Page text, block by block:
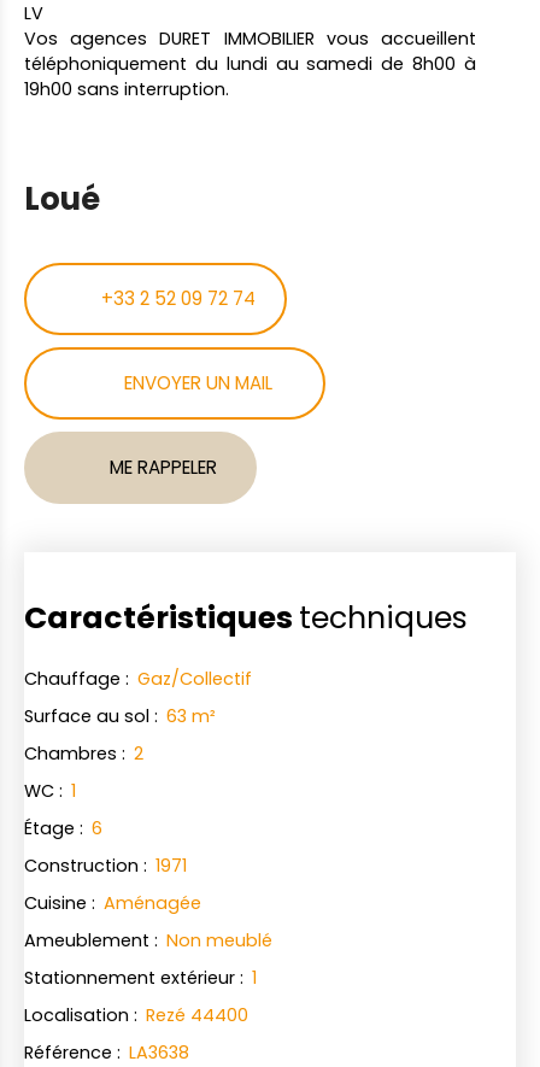
LV
Vos agences DURET IMMOBILIER vous accueillent
téléphoniquement du lundi au samedi de 8h00 à
19h00 sans interruption.
Loué
+33 2 52 09 72 74
ENVOYER UN MAIL
ME RAPPELER
Caractéristiques techniques
Chauffage : Gaz/Collectif
Surface au sol : 63 m²
Chambres : 2
WC : 1
Étage : 6
Construction : 1971
Cuisine : Aménagée
Ameublement : Non meublé
Stationnement extérieur : 1
Localisation : Rezé 44400
Référence : LA3638